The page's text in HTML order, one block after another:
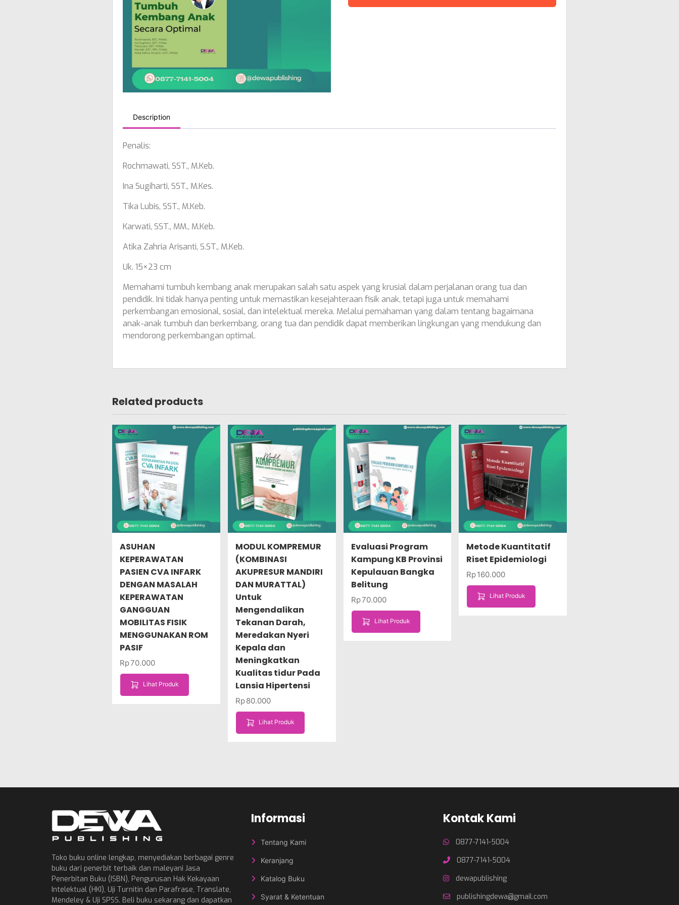
Description
Penalis:
Rochmawati, SST., M.Keb.
Ina Sugiharti, SST., M.Kes.
Tika Lubis, SST., M.Keb.
Karwati, SST., MM., M.Keb.
Atika Zahria Arisanti, S.ST., M.Keb.
Uk. 15×23 cm
Memahami tumbuh kembang anak merupakan salah satu aspek yang krusial dalam perjalanan orang tua dan
pendidik. Ini tidak hanya penting untuk memastikan kesejahteraan fisik anak, tetapi juga untuk memahami
perkembangan emosional, sosial, dan intelektual mereka. Melalui pemahaman yang dalam tentang bagaimana
anak-anak tumbuh dan berkembang, orang tua dan pendidik dapat memberikan lingkungan yang mendukung dan
mendorong perkembangan optimal.
Related products
ASUHAN
KEPERAWATAN
PASIEN CVA INFARK
DENGAN MASALAH
KEPERAWATAN
GANGGUAN
MOBILITAS FISIK
MENGGUNAKAN ROM
PASIF
Rp70.000
Lihat Produk
MODUL KOMPREMUR
(KOMBINASI
AKUPRESUR MANDIRI
DAN MURATTAL)
Untuk
Mengendalikan
Tekanan Darah,
Meredakan Nyeri
Kepala dan
Meningkatkan
Kualitas tidur Pada
Lansia Hipertensi
Rp80.000
Lihat Produk
Evaluasi Program
Kampung KB Provinsi
Kepulauan Bangka
Belitung
Rp70.000
Lihat Produk
Metode Kuantitatif
Riset Epidemiologi
Rp160.000
Lihat Produk
Toko buku online lengkap, menyediakan berbagai genre
buku dari penerbit terbaik dan maleyani Jasa
Penerbitan Buku (ISBN), Pengurusan Hak Kekayaan
Intelektual (HKI), Uji Turnitin dan Parafrase, Translate,
Mendeley & Uji SPSS. Beli buku sekarang dan dapatkan
Informasi
Tentang Kami
Keranjang
Katalog Buku
Syarat & Ketentuan
Kontak Kami
0877-7141-5004
0877-7141-5004
dewapublishing
publishingdewa@gmail.com